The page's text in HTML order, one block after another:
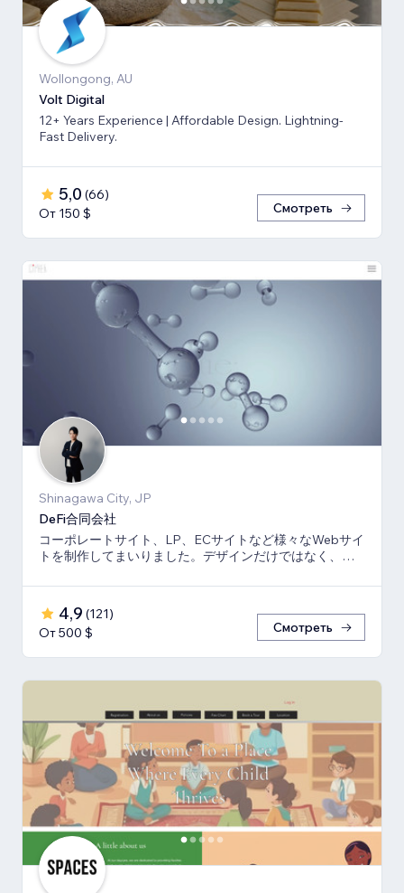
Wollongong, AU
Volt Digital
12+ Years Experience | Affordable Design. Lightning-
Fast Delivery.
5,0 (66)
От 150 $
Смотреть
Shinagawa City, JP
DeFi合同会社
コーポレートサイト、LP、ECサイトなど様々なWebサイ
トを制作してまいりました。デザインだけではなく、マ
4,9 (121)
От 500 $
Смотреть